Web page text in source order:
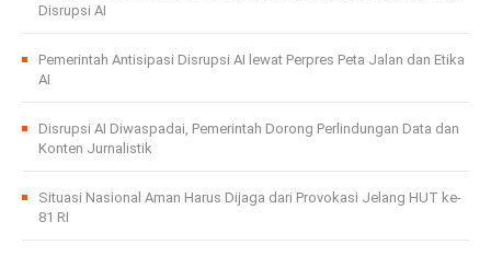
Disrupsi AI
Pemerintah Antisipasi Disrupsi AI lewat Perpres Peta Jalan dan Etika
AI
Disrupsi AI Diwaspadai, Pemerintah Dorong Perlindungan Data dan
Konten Jurnalistik
Situasi Nasional Aman Harus Dijaga dari Provokasi Jelang HUT ke-
81 RI